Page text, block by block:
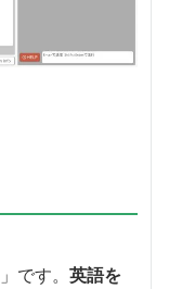
」です。 英語を